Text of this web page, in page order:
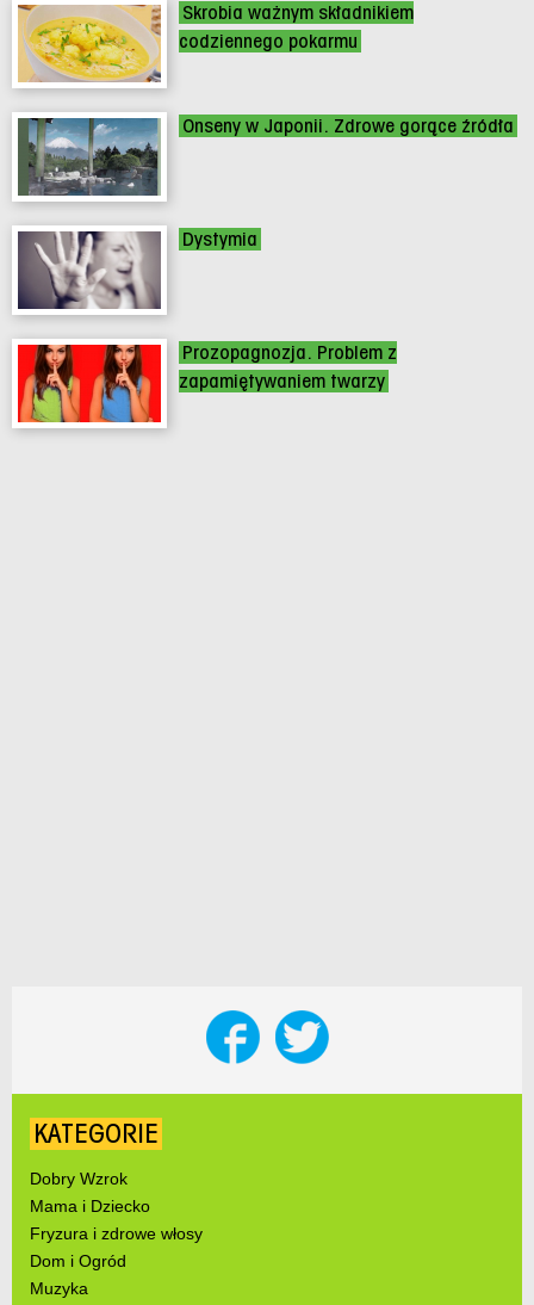
Skrobia ważnym składnikiem
codziennego pokarmu
Onseny w Japonii. Zdrowe gorące źródła
Dystymia
Prozopagnozja. Problem z
zapamiętywaniem twarzy
KATEGORIE
Dobry Wzrok
Mama i Dziecko
Fryzura i zdrowe włosy
Dom i Ogród
Muzyka